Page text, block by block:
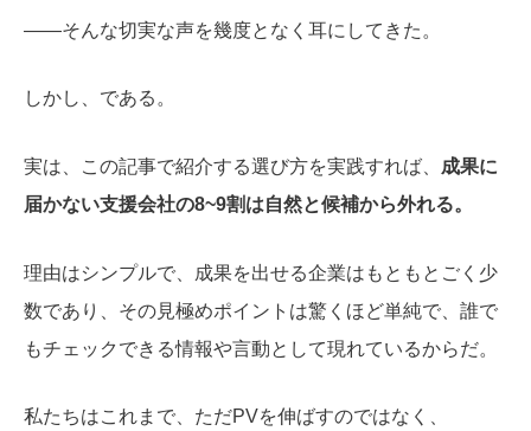
――そんな切実な声を幾度となく耳にしてきた。
しかし、である。
実は、この記事で紹介する選び方を実践すれば、 成果に
届かない支援会社の8~9割は自然と候補から外れる。
理由はシンプルで、成果を出せる企業はもともとごく少
数であり、その見極めポイントは驚くほど単純で、誰で
もチェックできる情報や言動として現れているからだ。
私たちはこれまで、ただPVを伸ばすのではなく、